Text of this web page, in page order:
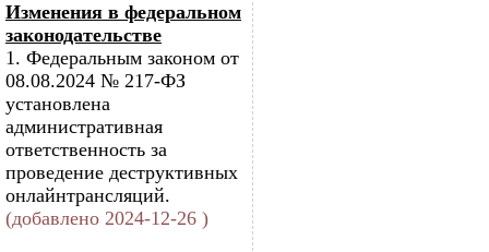
Изменения в федеральном
законодательстве
1. Федеральным законом от
08.08.2024 № 217-ФЗ
установлена
административная
ответственность за
проведение деструктивных
онлайнтрансляций.
(добавлено 2024-12-26 )